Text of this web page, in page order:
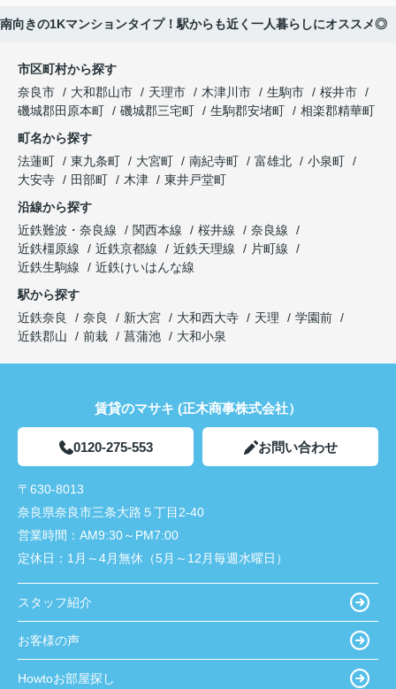
向きの1Kマンションタイプ！駅からも近く一人暮らしにオススメ◎
市区町村から探す
奈良市
大和郡山市 天理市 木津川市 生駒市
桜井市
磯城郡田原本町
磯城郡三宅町 生駒郡安堵町
相楽郡精華町
町名から探す
法蓮町
東九条町 大宮町 南紀寺町 富雄北
小泉町
大安寺
田部町 木津
東井戸堂町
沿線から探す
近鉄難波・奈良線
関西本線 桜井線
奈良線
近鉄橿原線
近鉄京都線 近鉄天理線
片町線
近鉄生駒線
近鉄けいはんな線
駅から探す
近鉄奈良
奈良 新大宮 大和西大寺 天理
学園前
近鉄郡山
前栽 菖蒲池 大和小泉
賃貸のマサキ (正木商事株式会社）
0120-275-553 お問い合わせ
〒630-8013
奈良県奈良市三条大路５丁目2-40
営業時間： AM9:30～PM7:00
定休日： 1月～4月無休（5月～12月毎週水曜日）
スタッフ紹介
お客様の声
Howtoお部屋探し